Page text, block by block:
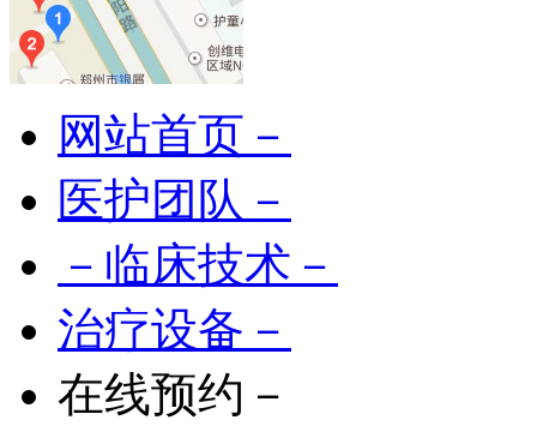
网站首页－
医护团队－
－临床技术－
治疗设备－
在线预约－